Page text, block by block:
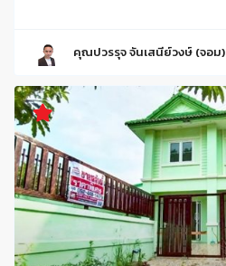
คุณปวรรุจ จันเสนีย์วงษ์ (จอม)